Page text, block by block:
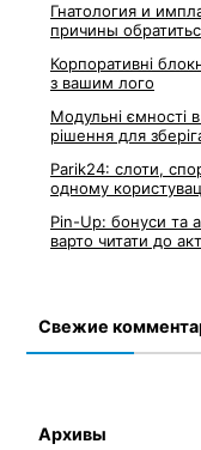
Гнатология и
причины
Корпоративні
з вашим лого
Модульні ємності
рішення для
Parik24: слоти,
одному
Pin-Up: бонуси та
варто читати до
Свежие
Архивы